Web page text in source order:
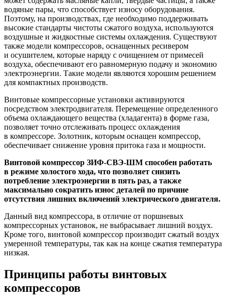
водяные пары, что способствует износу оборудования.
Поэтому, на производствах, где необходимо поддерживать
высокие стандарты чистоты сжатого воздуха, используются
воздушные и жидкостные системы охлаждения. Существуют
также модели компрессоров, оснащенных ресивером
и осушителем, которые наряду с очищением от примесей
воздуха, обеспечивают его равномерную подачу и экономию
электроэнергии. Такие модели являются хорошим решением
для компактных производств.
Винтовые компрессорные установки активируются
посредством электродвигателя. Перемещение определенного
объема охлаждающего вещества (хладагента) в форме газа,
позволяет точно отслеживать процесс охлаждения
в компрессоре. Золотник, которым оснащен компрессор,
обеспечивает снижение уровня притока газа и мощности.
Винтовой компрессор ЗИФ-СВЭ-ШМ способен работать
в режиме холостого хода, что позволяет снизить
потребление электроэнергии в пять раз, а также
максимально сократить износ деталей по причине
отсутствия лишних включений электрического двигателя.
Данный вид компрессора, в отличие от поршневых
компрессорных установок, не выбрасывает лишний воздух.
Кроме того, винтовой компрессор производит сжатый воздух
умеренной температуры, так как на конце сжатия температура
низкая.
Принципы работы винтовых
компрессоров